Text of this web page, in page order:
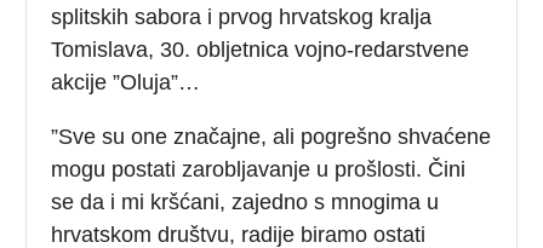
splitskih sabora i prvog hrvatskog kralja
Tomislava, 30. obljetnica vojno-redarstvene
akcije ”Oluja”…
”Sve su one značajne, ali pogrešno shvaćene
mogu postati zarobljavanje u prošlosti. Čini
se da i mi kršćani, zajedno s mnogima u
hrvatskom društvu, radije biramo ostati